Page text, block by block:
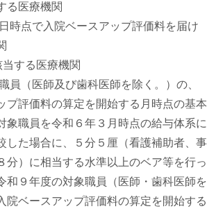
る医療機関
時点で入院ベースアップ評価料を届け
する医療機関
員（医師及び歯科医師を除く。）の、
プ評価料の算定を開始する月時点の基本
象職員を令和６年３月時点の給与体系に
した場合に、５分５厘（看護補助者、事
分）に相当する水準以上のベア等を行っ
和９年度の対象職員（医師・歯科医師を
院ベースアップ評価料の算定を開始する